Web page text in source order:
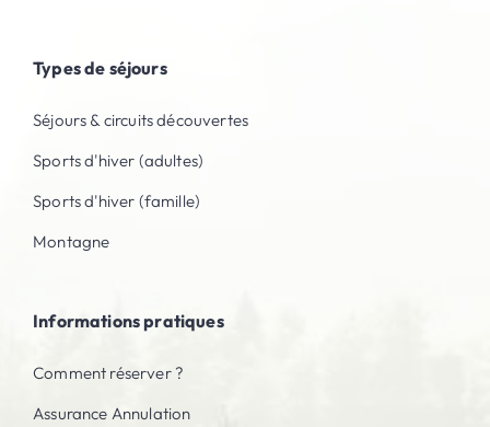
Types de séjours
Séjours & circuits découvertes
Sports d'hiver (adultes)
Sports d'hiver (famille)
Montagne
Informations pratiques
Comment réserver ?
Assurance Annulation